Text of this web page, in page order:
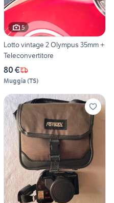
5
Lotto vintage 2 Olympus 35mm +
Teleconvertitore
80 €
Muggia (TS)